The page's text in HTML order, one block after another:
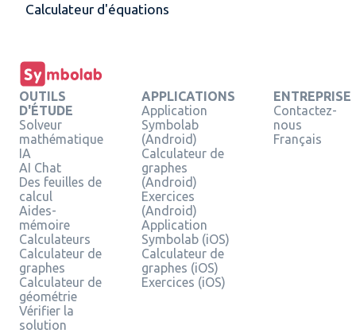
Calculateur d'équations
OUTILS
D'ÉTUDE
Solveur
mathématique
IA
AI Chat
Des feuilles de
calcul
Aides-
mémoire
Calculateurs
Calculateur de
graphes
Calculateur de
géométrie
Vérifier la
solution
APPLICATIONS
Application
Symbolab
(Android)
Calculateur de
graphes
(Android)
Exercices
(Android)
Application
Symbolab (iOS)
Calculateur de
graphes (iOS)
Exercices (iOS)
ENTREPRISE
Contactez-
nous
Français